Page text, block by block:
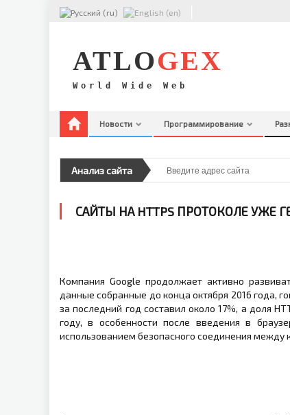
ATLOGEX
World Wide Web
Новости Программирование
НОВОСТИ
ПРОГРАММИРОВАНИЕ
PHP
БЛОГОПОСТЫ
Анализ сайта
САЙТЫ НА HTTPS ПРОТОКОЛЕ УЖЕ
Компания Google продолжает активно
данные собранные до конца октября 2016 года,
за последний год составил около 17%, а доля
году, в особенности после введения в
использованием безопасного соединения